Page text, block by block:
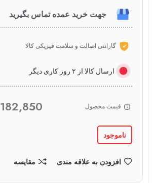
جهت خرید عمده تماس بگیرید
گارانتی اصالت و سلامت فیزیکی کالا
ارسال کالا از ۲ روز کاری دیگر
قیمت محصول 182,850
ناموجود
افزودن به علاقه مندی مقایسه